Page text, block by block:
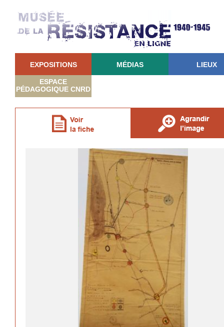
EXPOSITIONS MÉDIAS LIEUX
ESPACE
PÉDAGOGIQUE CNRD